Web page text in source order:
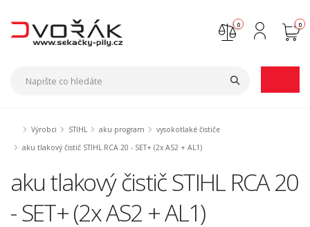
0
0
Výrobci STIHL aku program
vysokotlaké čističe
aku tlakový čistič STIHL RCA 20 - SET+ (2x AS2 + AL1)
aku tlakový čistič STIHL RCA 20
- SET+ (2x AS2 + AL1)